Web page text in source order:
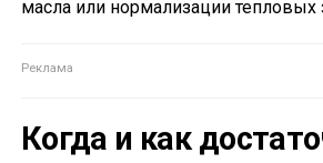
масла или нормализации тепловых
Когда и как